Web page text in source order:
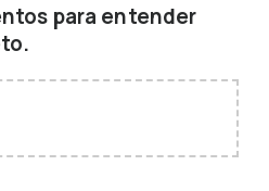
para entender